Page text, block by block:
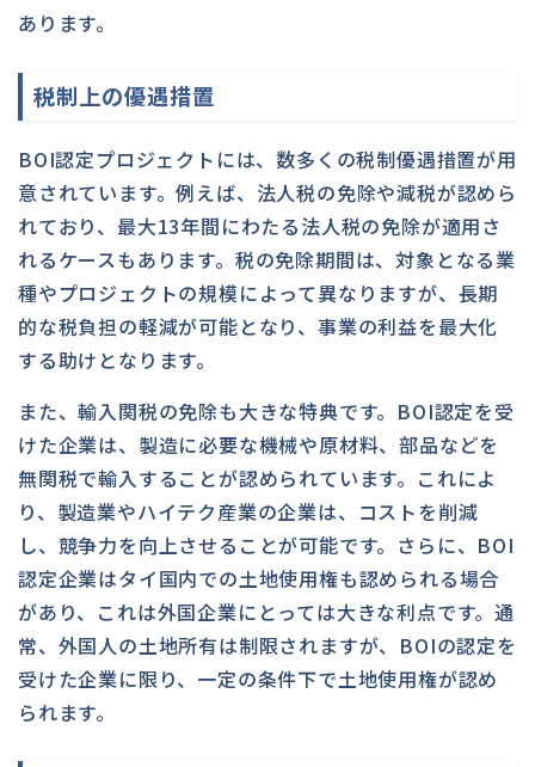
あります。
税制上の優遇措置
BOI認定プロジェクトには、数多くの税制優遇措置が用
意されています。例えば、法人税の免除や減税が認めら
れており、最大13年間にわたる法人税の免除が適用さ
れるケースもあります。税の免除期間は、対象となる業
種やプロジェクトの規模によって異なりますが、長期
的な税負担の軽減が可能となり、事業の利益を最大化
する助けとなります。
また、輸入関税の免除も大きな特典です。BOI認定を受
けた企業は、製造に必要な機械や原材料、部品などを
無関税で輸入することが認められています。これによ
り、製造業やハイテク産業の企業は、コストを削減
し、競争力を向上させることが可能です。さらに、BOI
認定企業はタイ国内での土地使用権も認められる場合
があり、これは外国企業にとっては大きな利点です。通
常、外国人の土地所有は制限されますが、BOIの認定を
受けた企業に限り、一定の条件下で土地使用権が認め
られます。